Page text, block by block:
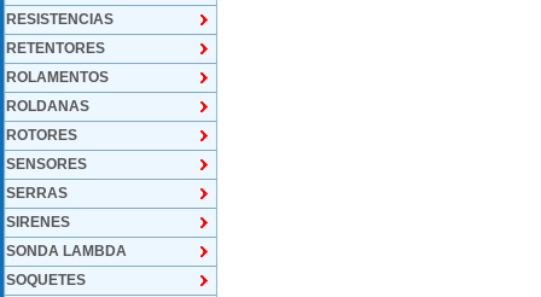
RESISTENCIAS
RETENTORES
ROLAMENTOS
ROLDANAS
ROTORES
SENSORES
SERRAS
SIRENES
SONDA LAMBDA
SOQUETES